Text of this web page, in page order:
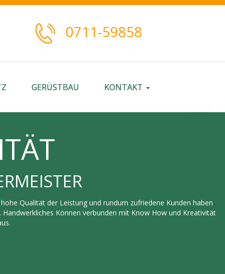
0711-59858
GERÜSTBAU KONTAKT
Qualität der Leistung und rundum zufriedene Kunden haben
Können verbunden mit Know How und Kreativität